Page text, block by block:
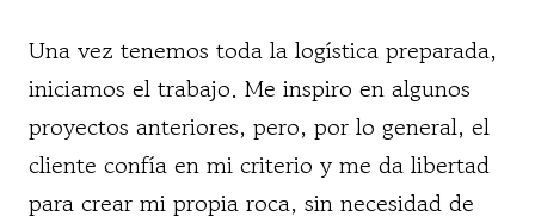
Una vez tenemos toda la logística preparada,
iniciamos el trabajo. Me inspiro en algunos
proyectos anteriores, pero, por lo general, el
cliente confía en mi criterio y me da libertad
para crear mi propia roca, sin necesidad de